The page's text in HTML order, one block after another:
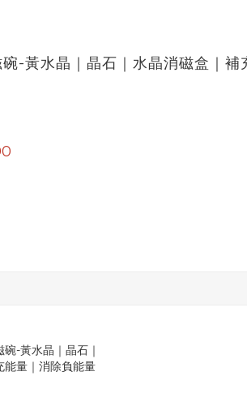
-黃水晶｜晶石｜水晶消磁盒｜補
-黃水晶｜晶石｜
能量｜消除負能量